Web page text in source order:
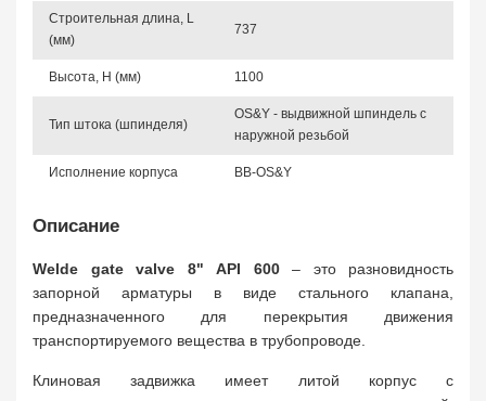
Строительная длина, L
(мм)
737
Высота, Н (мм) 1100
Тип штока (шпинделя)
OS&Y - выдвижной шпиндель с
наружной резьбой
Исполнение корпуса BB-OS&Y
Описание
Welde gate valve 8" API 600– это разновидность
запорной арматуры в виде стального клапана,
предназначенного для перекрытия движения
транспортируемого вещества в трубопроводе.
Клиновая задвижка имеет литой корпус с